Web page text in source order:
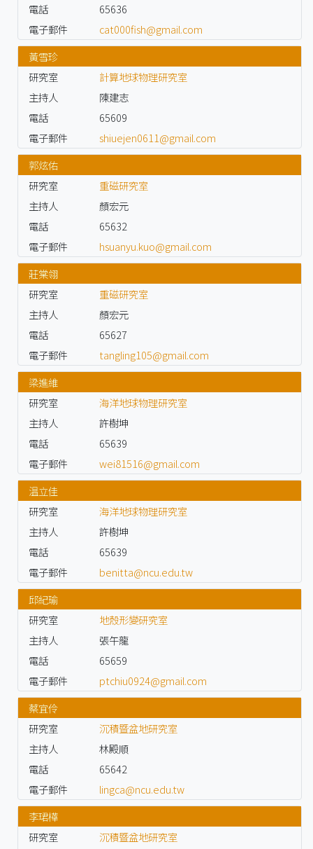
電話
65636
電子郵件
cat000fish@gmail.com
黃雪珍
研究室
計算地球物理研究室
主持人
陳建志
電話
65609
電子郵件
shiuejen0611@gmail.com
郭炫佑
研究室
重磁研究室
主持人
顏宏元
電話
65632
電子郵件
hsuanyu.kuo@gmail.com
莊棠翎
研究室
重磁研究室
主持人
顏宏元
電話
65627
電子郵件
tangling105@gmail.com
梁進維
研究室
海洋地球物理研究室
主持人
許樹坤
電話
65639
電子郵件
wei81516@gmail.com
温立佳
研究室
海洋地球物理研究室
主持人
許樹坤
電話
65639
電子郵件
benitta@ncu.edu.tw
邱紀瑜
研究室
地殼形變研究室
主持人
張午龍
電話
65659
電子郵件
ptchiu0924@gmail.com
蔡宜伶
研究室
沉積暨盆地研究室
主持人
林殿順
電話
65642
電子郵件
lingca@ncu.edu.tw
李珺樺
研究室
沉積暨盆地研究室